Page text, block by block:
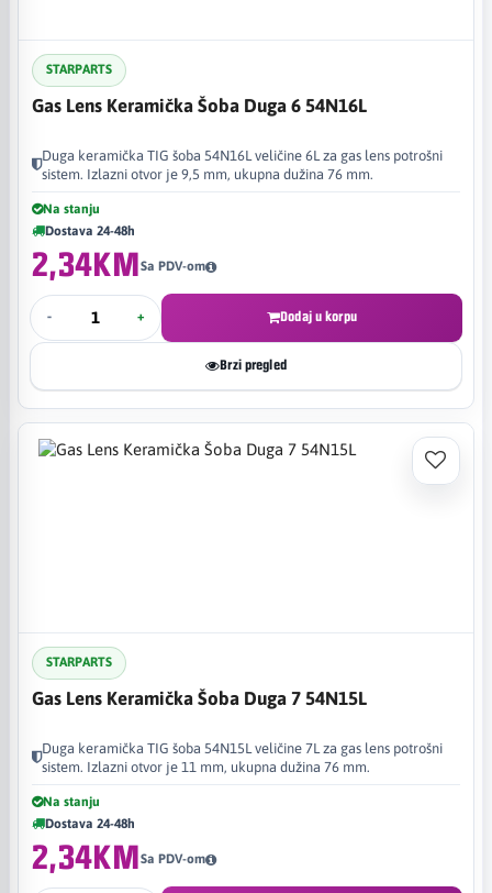
STARPARTS
Gas Lens Keramička Šoba Duga 6 54N16L
Duga keramička TIG šoba 54N16L veličine 6L za gas lens potrošni
sistem. Izlazni otvor je 9,5 mm, ukupna dužina 76 mm.
Na stanju
Dostava 24-48h
2,34KMSa PDV-om
- + Dodaj u korpu
Brzi pregled
STARPARTS
Gas Lens Keramička Šoba Duga 7 54N15L
Duga keramička TIG šoba 54N15L veličine 7L za gas lens potrošni
sistem. Izlazni otvor je 11 mm, ukupna dužina 76 mm.
Na stanju
Dostava 24-48h
2,34KMSa PDV-om